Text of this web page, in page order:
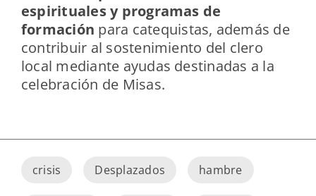
espirituales y programas de
formación para catequistas, además de
contribuir al sostenimiento del clero
local mediante ayudas destinadas a la
celebración de Misas.
crisis Desplazados hambre